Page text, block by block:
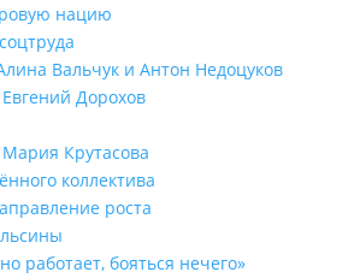
нацию
Вальчук и Антон Недоцуков
Дорохов
Крутасова
коллектива
роста
работает, бояться нечего»